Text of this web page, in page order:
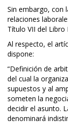
Sin embargo, con
relaciones
Título VII del Libro
Al respecto, el
dispone:
“Definición de
del cual la
supuestos y al
someten la
decidir el asunto.
denominará